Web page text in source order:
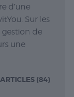
d’une
Sur les
de
une
(84)